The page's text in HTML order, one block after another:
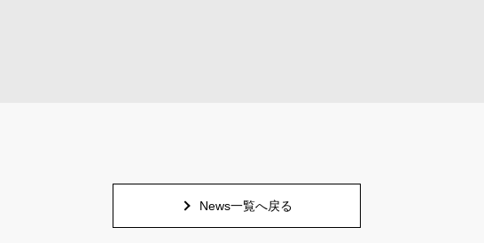
News一覧へ戻る